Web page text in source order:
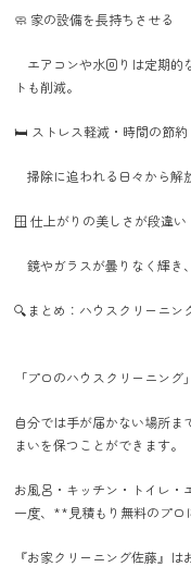
🧼 家の設備を長持ちさせる
エアコンや水回りは定期的
トも削減。
🛏️ ストレス軽減・時間の節約
掃除に追われる日々から解
🪟 仕上がりの美しさが段違い
鏡やガラスが曇りなく輝き
🔍まとめ：ハウスクリーニン
「プロのハウスクリーニン
自分では手が届かない場所
まいを保つことができます。
お風呂・キッチン・トイレ・
一度、**見積もり無料のプロ
『お家クリーニング佐藤』は